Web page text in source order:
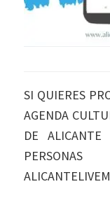
SI QUIERES
AGENDA
DE
PERSONAS